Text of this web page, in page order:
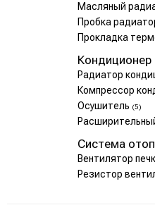
Масляный
Пробка
Прокладка
Кондиционер
Радиатор
Компрессор
Осушитель (5)
Система
Вентилятор
Резистор